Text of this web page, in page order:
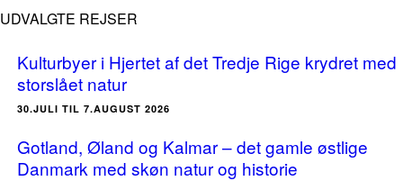
UDVALGTE REJSER
Kulturbyer i Hjertet af det Tredje Rige krydret med
storslået natur
30.JULI TIL 7.AUGUST 2026
Gotland, Øland og Kalmar – det gamle østlige
Danmark med skøn natur og historie